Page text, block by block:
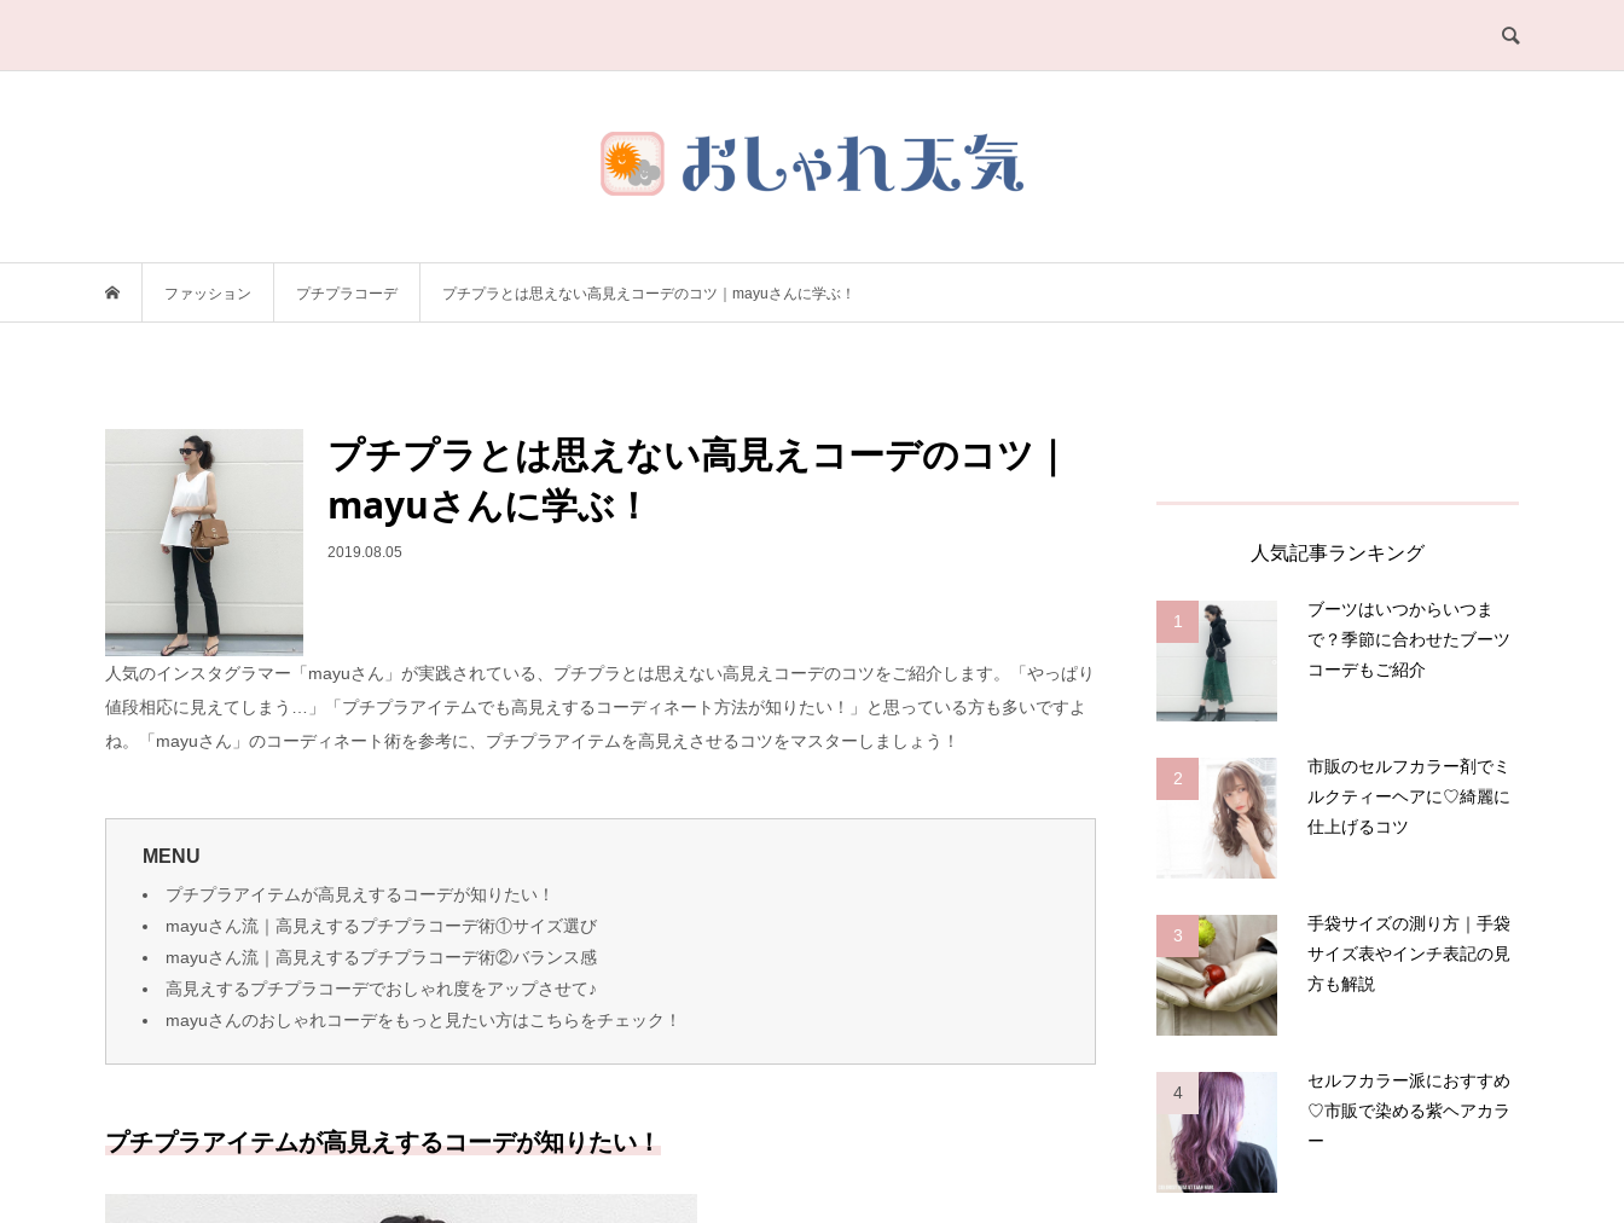
ファッション プチプラコーデ プチプラとは思えない高見えコーデのコツ｜mayuさんに学ぶ！
プチプラとは思えない高見えコーデのコツ｜
mayuさんに学ぶ！
2019.08.05
人気のインスタグラマー「mayuさん」が実践されている、プチプラとは思えない高見えコーデのコツをご紹介します。「やっぱり
値段相応に見えてしまう…」「プチプラアイテムでも高見えするコーディネート方法が知りたい！」と思っている方も多いですよ
ね。「mayuさん」のコーディネート術を参考に、プチプラアイテムを高見えさせるコツをマスターしましょう！
MENU
プチプラアイテムが高見えするコーデが知りたい！
mayuさん流｜高見えするプチプラコーデ術①サイズ選び
mayuさん流｜高見えするプチプラコーデ術②バランス感
高見えするプチプラコーデでおしゃれ度をアップさせて♪
mayuさんのおしゃれコーデをもっと見たい方はこちらをチェック！
プチプラアイテムが高見えするコーデが知りたい！
人気記事ランキング
1
ブーツはいつからいつま
で？季節に合わせたブーツ
コーデもご紹介
2
市販のセルフカラー剤でミ
ルクティーヘアに♡綺麗に
仕上げるコツ
3
手袋サイズの測り方｜手袋
サイズ表やインチ表記の見
方も解説
4
セルフカラー派におすすめ
♡市販で染める紫ヘアカラ
ー